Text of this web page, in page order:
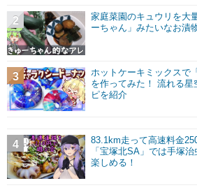
家庭菜園のキュウリを大
ーちゃん」みたいなお漬
2
ホットケーキミックスで
を作ってみた！ 流れる
ピを紹介
3
83.1km走って高速料金
「宝塚北SA」では手塚
楽しめる！
4